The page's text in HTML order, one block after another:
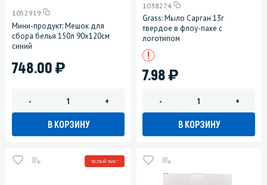
1052919
Мини-продукт: Мешок для
сбора белья 150л 90х120см
синий
748.00)
- +
В КОРЗИНУ
1038274
Grass: Мыло Сарган 13г
твердое в флоу-паке с
логотипом
7.98)
- +
В КОРЗИНУ
ЧЕСТНЫЙ ЗНАК *